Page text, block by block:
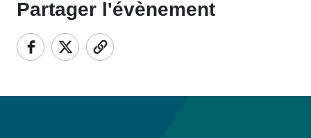
Partager l'évènement